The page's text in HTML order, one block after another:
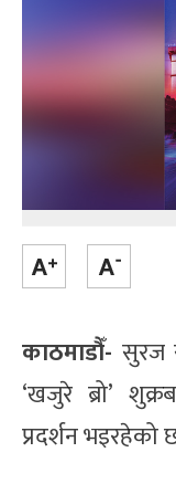
काठमाडौँ- सुरज
‘खजुरे ब्रो’
प्रदर्शन भइरहेको